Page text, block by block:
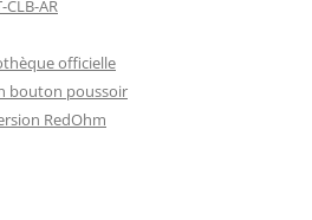
CLB-AR
officielle
bouton poussoir
RedOhm